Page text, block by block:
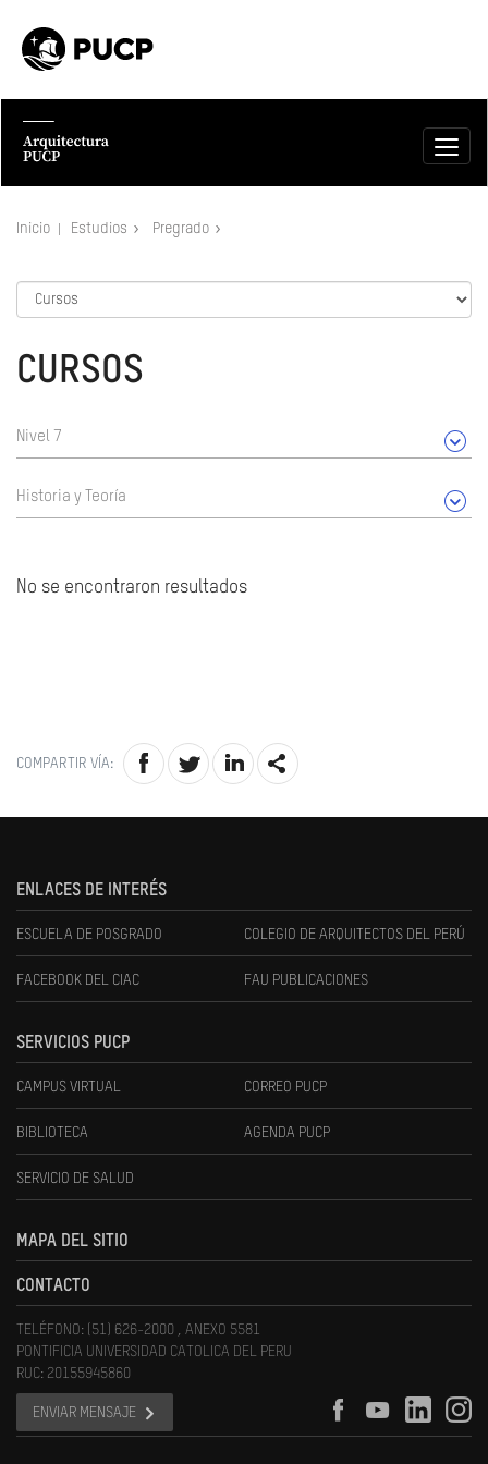
Inicio Estudios Pregrado
CURSOS
Nivel 7
Historia y Teoría
No se encontraron resultados
COMPARTIR VÍA:
ENLACES DE INTERÉS
ESCUELA DE POSGRADO COLEGIO DE ARQUITECTOS DEL PERÚ
FACEBOOK DEL CIAC FAU PUBLICACIONES
SERVICIOS PUCP
CAMPUS VIRTUAL CORREO PUCP
BIBLIOTECA AGENDA PUCP
SERVICIO DE SALUD
MAPA DEL SITIO
CONTACTO
TELÉFONO: (51) 626-2000 , ANEXO 5581
PONTIFICIA UNIVERSIDAD CATOLICA DEL PERU
RUC: 20155945860
ENVIAR MENSAJE